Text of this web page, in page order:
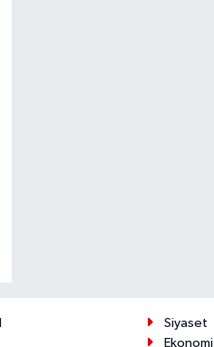
Siyaset
Ekonomi